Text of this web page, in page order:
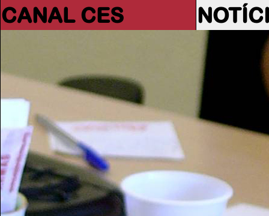
CANAL CES